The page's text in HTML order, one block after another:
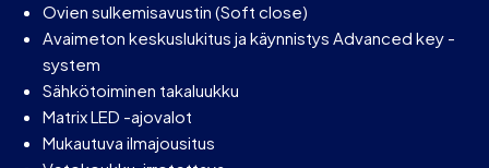
Ovien sulkemisavustin (Soft close)
Avaimeton keskuslukitus ja käynnistys Advanced key -
system
Sähkötoiminen takaluukku
Matrix LED -ajovalot
Mukautuva ilmajousitus